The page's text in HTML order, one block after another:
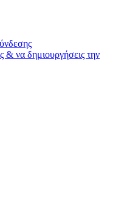
& να δημιουργήσεις την